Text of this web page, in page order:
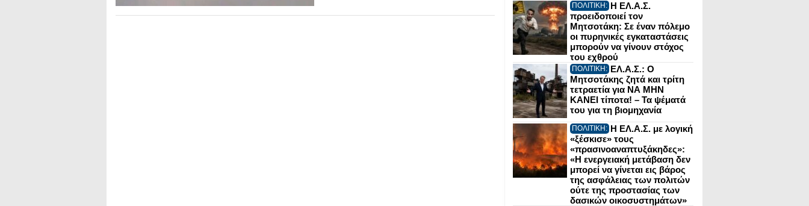
ΠΟΛΙΤΙΚΗ: Η ΕΛ.Α.Σ.
προειδοποιεί τον
Μητσοτάκη: Σε έναν πόλεμο
οι πυρηνικές εγκαταστάσεις
μπορούν να γίνουν στόχος
του εχθρού
ΠΟΛΙΤΙΚΗ: ΕΛ.Α.Σ.: Ο
Μητσοτάκης ζητά και τρίτη
τετραετία για ΝΑ ΜΗΝ
ΚΑΝΕΙ τίποτα! – Τα ψέματά
του για τη βιομηχανία
ΠΟΛΙΤΙΚΗ: Η ΕΛ.Α.Σ. με λογική
«ξέσκισε» τους
«πρασινοαναπτυξάκηδες»:
«Η ενεργειακή μετάβαση δεν
μπορεί να γίνεται εις βάρος
της ασφάλειας των πολιτών
ούτε της προστασίας των
δασικών οικοσυστημάτων»